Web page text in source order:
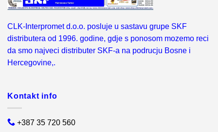
CLK-Interpromet d.o.o. posluje u sastavu grupe SKF
distributera od 1996. godine, gdje s ponosom mozemo reci
da smo najveci distributer SKF-a na podrucju Bosne i
Hercegovine,.
Kontakt info
+387 35 720 560